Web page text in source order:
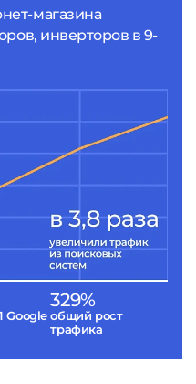
магазина
инверторов в 9-
Google
329%
общий рост
трафика